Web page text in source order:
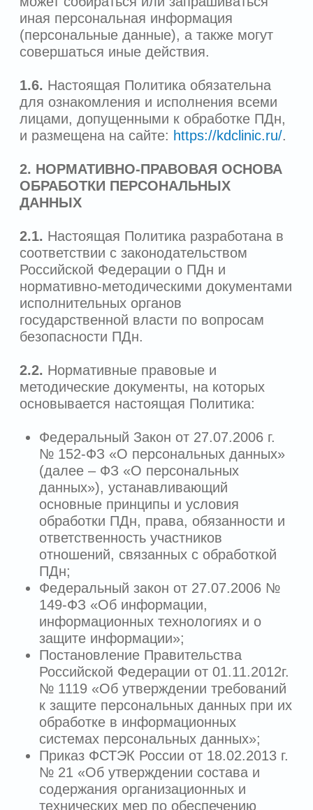
№ 1119 «Об утверждении требований
к защите персональных данных при их
обработке в информационных
системах персональных данных»;
Приказ ФСТЭК России от 18.02.2013 г.
содержания организационных и
технических мер по обеспечению
безопасности персональных данных
при их обработке в информационных
системах персональных данных»;
другими нормативными правовыми
3. ОСНОВНЫЕ ПОНЯТИЯ,
ИСПОЛЬЗУЕМЫЕ В ПОЛИТИКЕ
3.1.
персональных данных с помощью
средств вычислительной техники.
3.2. Блокирование персональных
данных– временное прекращение
обработки персональных данных (за
исключением случаев, если обработка
необходима для уточнения
персональных данных).
информационных материалов, а также
программ для ЭВМ и баз данных,
обеспечивающих их доступность в сети
Интернет по сетевому адресу
3.4.
Информационная система
персональных данных – совокупность
содержащихся в базах данных
персональных данных, и
обеспечивающих их обработку
информационных технологий и
технических средств.
Обезличивание персональных
– действия, в результате
которых невозможно определить без
использования дополнительной
информации принадлежность
персональных данных конкретному
Пользователю или иному субъекту
персональных данных.
Обработка персональных данных
– любое действие (операция) или
совокупность действий (операций),
совершаемых с использованием средств
автоматизации или без использования
таких средств с персональными
данными, включая сбор, запись,
систематизацию, накопление, хранение,
уточнение (обновление, изменение),
извлечение, использование, передачу
(распространение, предоставление,
доступ), обезличивание, блокирование,
удаление, уничтожение персональных